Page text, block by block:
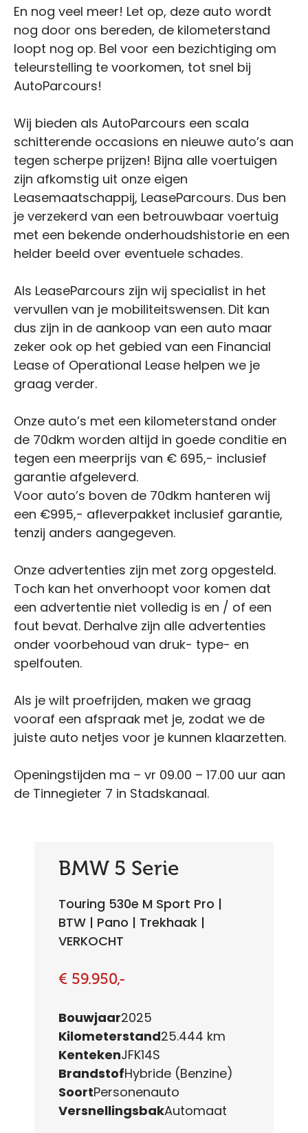
En nog veel meer! Let op, deze auto wordt
nog door ons bereden, de kilometerstand
loopt nog op. Bel voor een bezichtiging om
teleurstelling te voorkomen, tot snel bij
AutoParcours!
Wij bieden als AutoParcours een scala
schitterende occasions en nieuwe auto’s aan
tegen scherpe prijzen! Bijna alle voertuigen
zijn afkomstig uit onze eigen
Leasemaatschappij, LeaseParcours. Dus ben
je verzekerd van een betrouwbaar voertuig
met een bekende onderhoudshistorie en een
helder beeld over eventuele schades.
Als LeaseParcours zijn wij specialist in het
vervullen van je mobiliteitswensen. Dit kan
dus zijn in de aankoop van een auto maar
zeker ook op het gebied van een Financial
Lease of Operational Lease helpen we je
graag verder.
Onze auto’s met een kilometerstand onder
de 70dkm worden altijd in goede conditie en
tegen een meerprijs van € 695,- inclusief
garantie afgeleverd.
Voor auto’s boven de 70dkm hanteren wij
een €995,- afleverpakket inclusief garantie,
tenzij anders aangegeven.
Onze advertenties zijn met zorg opgesteld.
Toch kan het onverhoopt voor komen dat
een advertentie niet volledig is en / of een
fout bevat. Derhalve zijn alle advertenties
onder voorbehoud van druk- type- en
spelfouten.
Als je wilt proefrijden, maken we graag
vooraf een afspraak met je, zodat we de
juiste auto netjes voor je kunnen klaarzetten.
Openingstijden ma – vr 09.00 – 17.00 uur aan
de Tinnegieter 7 in Stadskanaal.
BMW 5 Serie
Touring 530e M Sport Pro |
BTW | Pano | Trekhaak |
VERKOCHT
€ 59.950,-
Bouwjaar2025
Kilometerstand25.444 km
KentekenJFK14S
BrandstofHybride (Benzine)
SoortPersonenauto
VersnellingsbakAutomaat